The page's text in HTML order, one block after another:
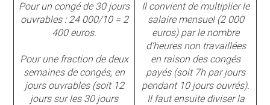
Pour un congé de 30 jours
ouvrables : 24 000/10 = 2
400 euros.
Pour une fraction de deux
semaines de congés, en
jours ouvrables (soit 12
jours sur les 30 jours
Il convient de multiplier le
salaire mensuel (2 000
euros) par le nombre
d’heures non travaillées
en raison des congés
payés (soit 7h par jours
pendant 10 jours ouvrés).
Il faut ensuite diviser la